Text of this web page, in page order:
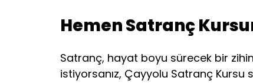
Hemen Satranç
Satranç, hayat boyu sürecek bir
istiyorsanız, Çayyolu Satranç Kursu